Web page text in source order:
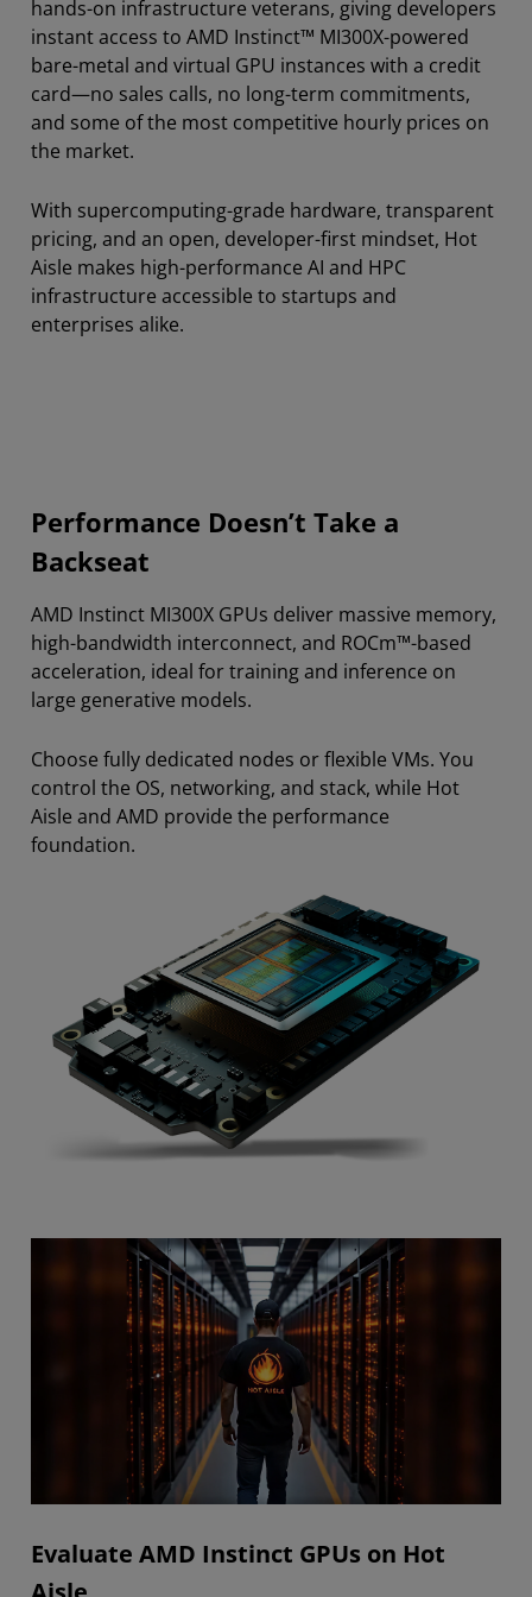
hands-on infrastructure veterans, giving developers
instant access to AMD Instinct™ MI300X-powered
bare-metal and virtual GPU instances with a credit
card—no sales calls, no long-term commitments,
and some of the most competitive hourly prices on
the market.
With supercomputing-grade hardware, transparent
pricing, and an open, developer-first mindset, Hot
Aisle makes high-performance AI and HPC
infrastructure accessible to startups and
enterprises alike.
Performance Doesn’t Take a
Backseat
AMD Instinct MI300X GPUs deliver massive memory,
high-bandwidth interconnect, and ROCm™-based
acceleration, ideal for training and inference on
large generative models.
Choose fully dedicated nodes or flexible VMs. You
control the OS, networking, and stack, while Hot
Aisle and AMD provide the performance
foundation.
Evaluate AMD Instinct GPUs on Hot